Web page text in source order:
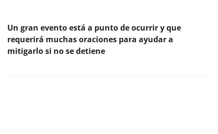
Un gran evento está a punto de ocurrir y que
requerirá muchas oraciones para ayudar a
mitigarlo si no se detiene